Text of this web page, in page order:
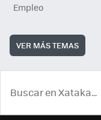
Empleo
VER MÁS TEMAS